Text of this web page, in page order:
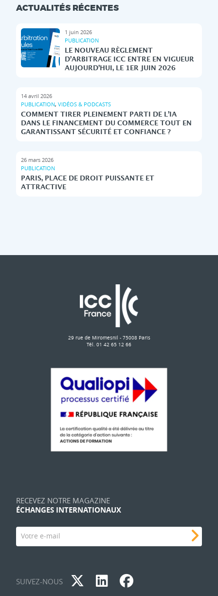
ACTUALITÉS RÉCENTES
1 juin 2026
PUBLICATION
LE NOUVEAU RÈGLEMENT
D’ARBITRAGE ICC ENTRE EN VIGUEUR
AUJOURD’HUI, LE 1ER JUIN 2026
14 avril 2026
PUBLICATION, VIDÉOS & PODCASTS
COMMENT TIRER PLEINEMENT PARTI DE L’IA
DANS LE FINANCEMENT DU COMMERCE TOUT EN
GARANTISSANT SÉCURITÉ ET CONFIANCE ?
26 mars 2026
PUBLICATION
PARIS, PLACE DE DROIT PUISSANTE ET
ATTRACTIVE
29 rue de Miromesnil - 75008 Paris
Tél. 01 42 65 12 66
RECEVEZ NOTRE MAGAZINE
ÉCHANGES INTERNATIONAUX
Votre e-mail
SUIVEZ-NOUS